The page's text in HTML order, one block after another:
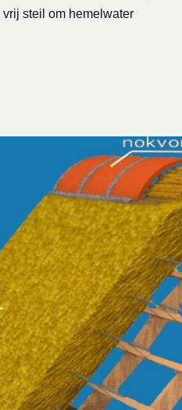
steil om hemelwater